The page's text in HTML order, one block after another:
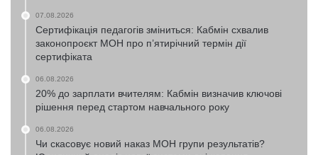
07.08.2026
Сертифікація педагогів зміниться: Кабмін схвалив
законопроєкт МОН про п’ятирічний термін дії
сертифіката
06.08.2026
20% до зарплати вчителям: Кабмін визначив ключові
рішення перед стартом навчального року
06.08.2026
Чи скасовує новий наказ МОН групи результатів?